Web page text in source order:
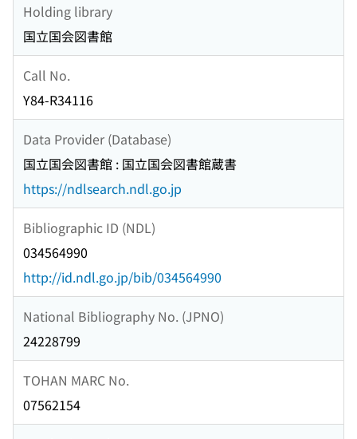
Holding library
国立国会図書館
Call No.
Y84-R34116
Data Provider (Database)
国立国会図書館 : 国立国会図書館蔵書
https://ndlsearch.ndl.go.jp
Bibliographic ID (NDL)
034564990
http://id.ndl.go.jp/bib/034564990
National Bibliography No. (JPNO)
24228799
TOHAN MARC No.
07562154